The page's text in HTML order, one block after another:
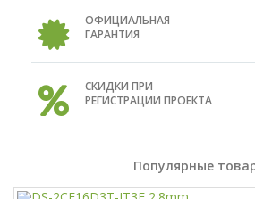
ОФИЦИАЛЬНАЯ
ГАРАНТИЯ
СКИДКИ ПРИ
РЕГИСТРАЦИИ ПРОЕКТА
Популярные